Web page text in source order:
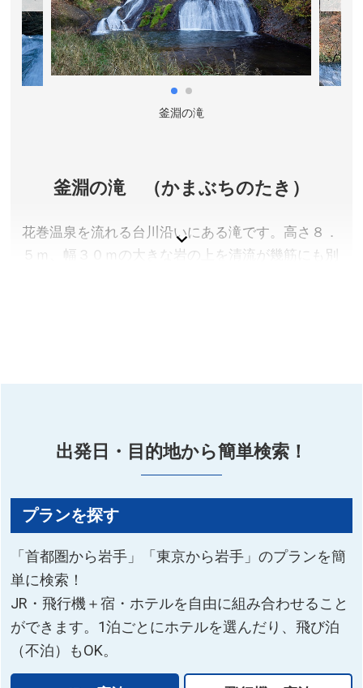
入館料／大人350円、高校生・学生250円、小中学生
150円
開館時間／8:30～17:00(最終入館16:30)
休館日／12月28日～1月1日
アクセス／新花巻駅より車で約3分。花巻駅より車で約
宮沢賢治記念館 公式サイト
釜淵の滝
釜淵の滝 （かまぶちのたき）
花巻温泉を流れる台川沿いにある滝です。高さ８．
５ｍ、幅３０ｍの大きな岩の上を清流が幾筋にも別
所在地／岩手県花巻市湯本
花巻観光協会 公式サイト(釜淵の滝ページ)
出発日・目的地から簡単検索！
プランを探す
「首都圏から岩手」「東京から岩手」のプランを簡
単に検索！
JR・飛行機＋宿・ホテルを自由に組み合わせること
ができます。1泊ごとにホテルを選んだり、飛び泊
（不泊）もOK。